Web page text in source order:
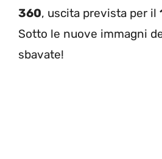
360, uscita prevista per il
Sotto le nuove immagni
sbavate!